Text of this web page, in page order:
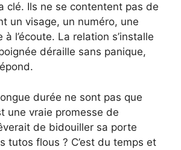
clé. Ils ne se contentent pas de
un visage, un numéro, une
l’écoute. La relation s’installe
déraille sans panique,
durée ne sont pas que
une vraie promesse de
de bidouiller sa porte
tutos flous ? C’est du temps et